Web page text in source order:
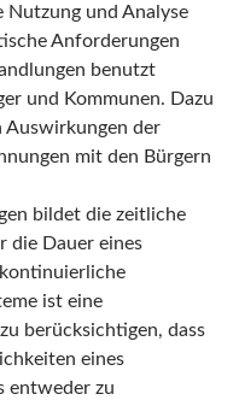
Nutzung und Analyse
Anforderungen
benutzt
und Kommunen. Dazu
Auswirkungen der
mit den Bürgern
bildet die zeitliche
die Dauer eines
ist eine
berücksichtigen, dass
eines
entweder zu